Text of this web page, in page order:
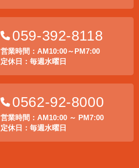
059-392-8118
営業時間：AM10:00～PM7:00
定休日：毎週水曜日
0562-92-8000
営業時間：AM10:00 ～ PM7:00
定休日：毎週水曜日